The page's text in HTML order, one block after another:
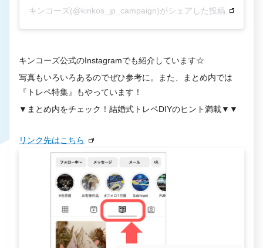
キンコーズ(@kinkos_jp_campaign)がシェアした投稿
キンコーズ公式のInstagramでも紹介しています☆
写真もいろいろあるのでぜひ参考に。また、まとめ内では
『トレペ特集』もやっています！
▼まとめ内をチェック！結婚式トレペDIYのヒント満載▼▼
リンク先はこちら